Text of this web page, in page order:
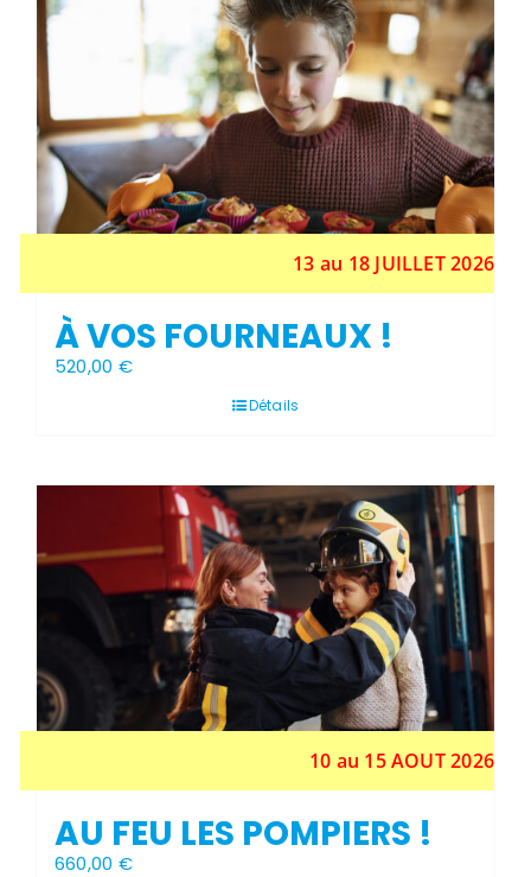
13 au 18 JUILLET 2026
À VOS FOURNEAUX !
520,00 €
Détails
10 au 15 AOUT 2026
AU FEU LES POMPIERS !
660,00 €